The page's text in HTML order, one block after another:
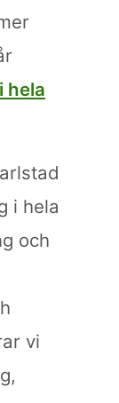
hela
i hela
och
vi